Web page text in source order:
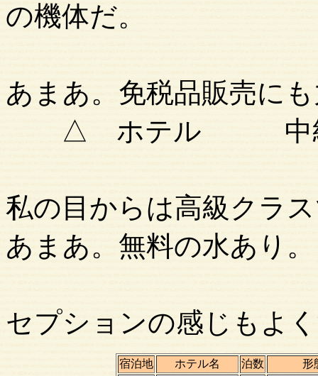
の機体だ。
あまあ。免税品販売に
△ ホテル 中級ク
私の目からは高級クラ
あまあ。無料の水あり。
セプションの感じもよ
宿泊地 ホテル名 泊数
形